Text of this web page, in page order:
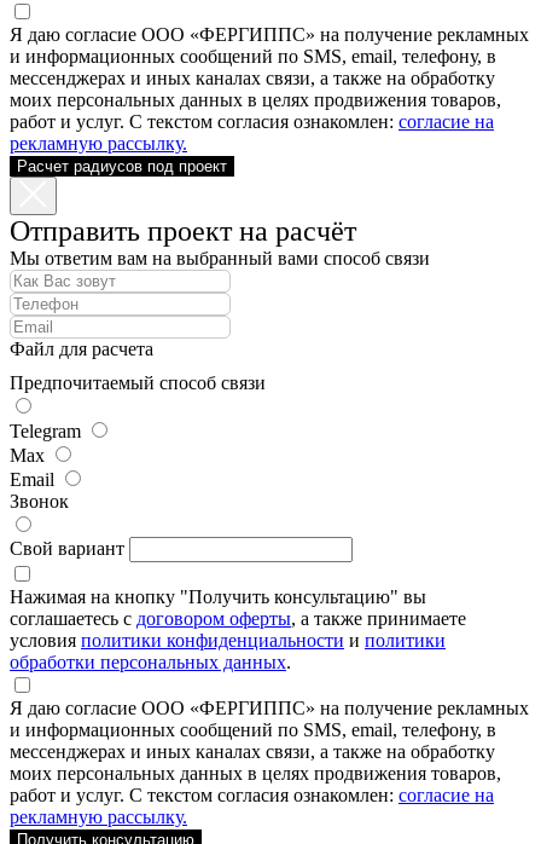
Я даю согласие ООО «ФЕРГИППС» на получение рекламных
и информационных сообщений по SMS, email, телефону, в
мессенджерах и иных каналах связи, а также на обработку
моих персональных данных в целях продвижения товаров,
работ и услуг. С текстом согласия ознакомлен: согласие на
рекламную рассылку.
Расчет радиусов под проект
Отправить проект на расчёт
Мы ответим вам на выбранный вами способ связи
Файл для расчета
Предпочитаемый способ связи
Telegram
Max
Email
Звонок
Свой вариант
Нажимая на кнопку "Получить консультацию" вы
соглашаетесь с договором оферты, а также принимаете
условия политики конфиденциальности и политики
обработки персональных данных.
Я даю согласие ООО «ФЕРГИППС» на получение рекламных
и информационных сообщений по SMS, email, телефону, в
мессенджерах и иных каналах связи, а также на обработку
моих персональных данных в целях продвижения товаров,
работ и услуг. С текстом согласия ознакомлен: согласие на
рекламную рассылку.
Получить консультацию